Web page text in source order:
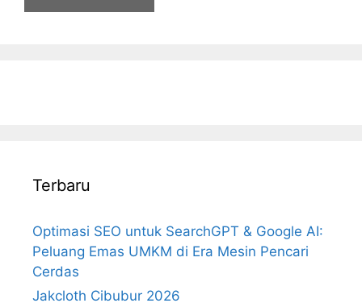
Terbaru
Optimasi SEO untuk SearchGPT & Google AI:
Peluang Emas UMKM di Era Mesin Pencari
Cerdas
Jakcloth Cibubur 2026